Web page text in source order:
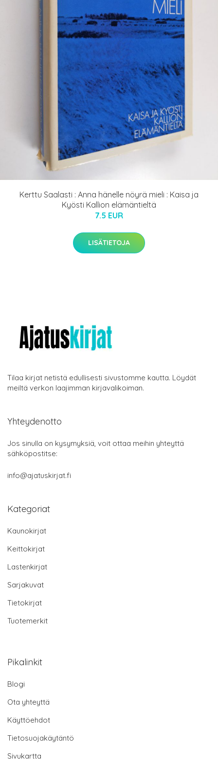
Kerttu Saalasti : Anna hänelle nöyrä mieli : Kaisa ja
Kyösti Kallion elämäntieltä
7.5 EUR
LISÄTIETOJA
Tilaa kirjat netistä edullisesti sivustomme kautta. Löydät
meiltä verkon laajimman kirjavalikoiman.
Yhteydenotto
Jos sinulla on kysymyksiä, voit ottaa meihin yhteyttä
sähköpostitse:
info@ajatuskirjat.fi
Kategoriat
Kaunokirjat
Keittokirjat
Lastenkirjat
Sarjakuvat
Tietokirjat
Tuotemerkit
Pikalinkit
Blogi
Ota yhteyttä
Käyttöehdot
Tietosuojakäytäntö
Sivukartta